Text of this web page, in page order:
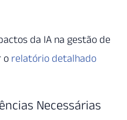
da IA na gestão de
o relatório detalhado
Necessárias